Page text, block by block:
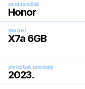
proizvođač
Honor
model
X7a 6GB
pocetak prodaje
2023.